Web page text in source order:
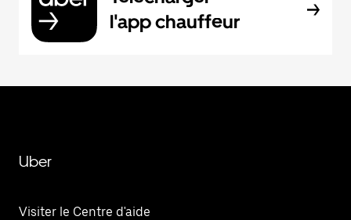
l'app chauffeur
Uber
Visiter le Centre d'aide